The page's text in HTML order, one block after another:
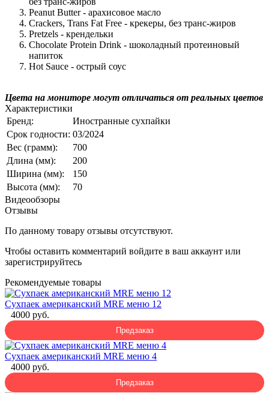
Peanut Butter - арахисовое масло
Crackers, Trans Fat Free - крекеры, без транс-жиров
Pretzels - крендельки
Chocolate Protein Drink - шоколадный протеиновый
напиток
Hot Sauce - острый соус
Цвета на мониторе могут отличаться от реальных цветов
Характеристики
Бренд:
Иностранные сухпайки
Срок годности: 03/2024
Вес (грамм):
700
Длина (мм):
200
Ширина (мм):
150
Высота (мм):
70
Видеообзоры
Отзывы
По данному товару отзывы отсутствуют.
Чтобы оставить комментарий войдите в ваш аккаунт или
зарегистрируйтесь
Рекомендуемые товары
Сухпаек американский MRE меню 12
4000 руб.
Предзаказ
Сухпаек американский MRE меню 4
4000 руб.
Предзаказ